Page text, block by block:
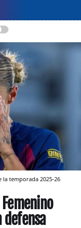
temporada 2025-26
defensa